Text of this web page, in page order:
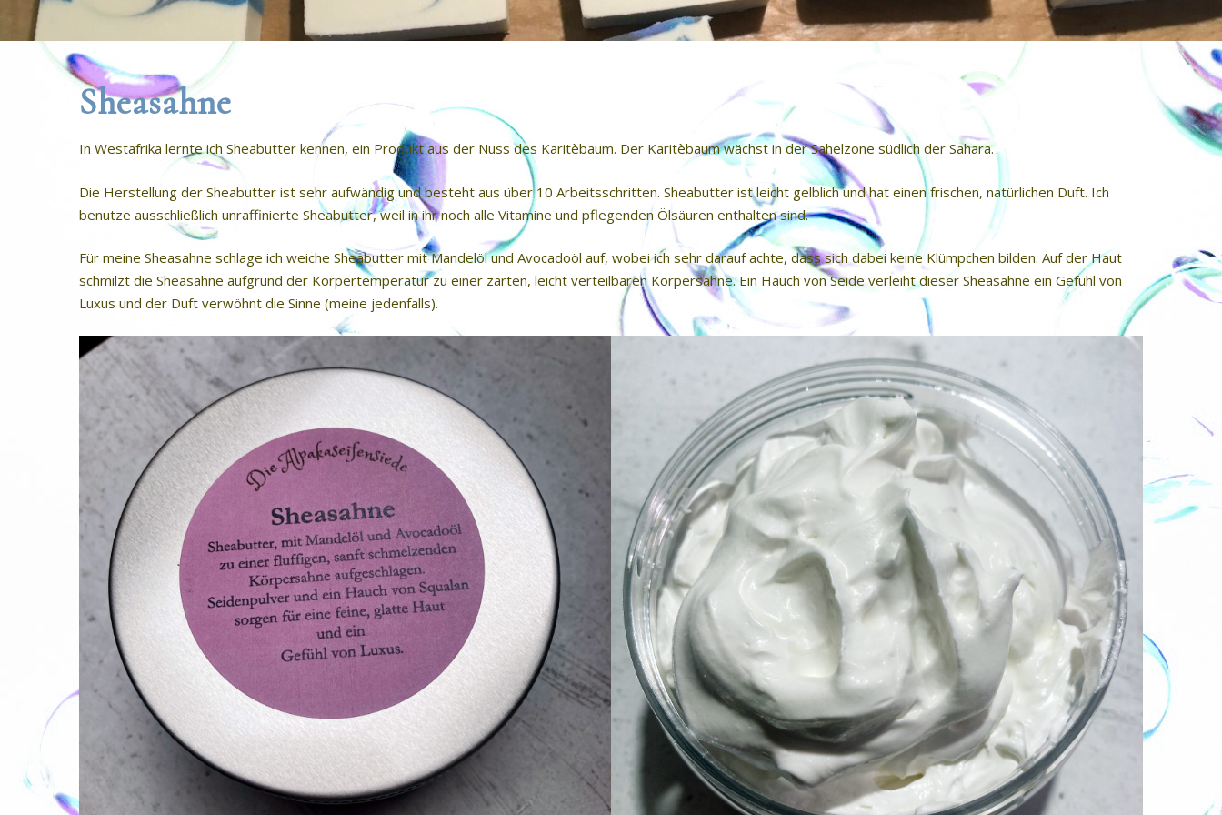
Sheasahne
In Westafrika lernte ich Sheabutter kennen, ein Produkt aus der Nuss des Karitèbaum. Der Karitèbaum wächst in der Sahelzone südlich der Sahara.
Die Herstellung der Sheabutter ist sehr aufwändig und besteht aus über 10 Arbeitsschritten. Sheabutter ist leicht gelblich und hat einen frischen, natürlichen Duft. Ich
benutze ausschließlich unraffinierte Sheabutter, weil in ihr noch alle Vitamine und pflegenden Ölsäuren enthalten sind.
Für meine Sheasahne schlage ich weiche Sheabutter mit Mandelöl und Avocadoöl auf, wobei ich sehr darauf achte, dass sich dabei keine Klümpchen bilden. Auf der Haut
schmilzt die Sheasahne aufgrund der Körpertemperatur zu einer zarten, leicht verteilbaren Körpersahne. Ein Hauch von Seide verleiht dieser Sheasahne ein Gefühl von
Luxus und der Duft verwöhnt die Sinne (meine jedenfalls).